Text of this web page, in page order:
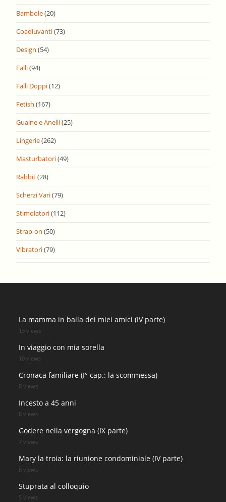
Bambole(20)
Coadiuvanti(73)
Design (54)
Falli(94)
Falli Doppi(12)
Fetish (167)
Guaine e Anelli(25)
Lingerie(262)
Masturbatori(49)
Rabbit(28)
Scherzi Vari(79)
Stimolatori(112)
Strap-on (50)
Vibratori(79)
La mamma in balia dei miei amici (IV parte)
13 views
In viaggio con mia sorella
10 views
Cronaca familiare (I° cap.: la scommessa)
8 views
Incesto a 45 anni
8 views
Godere nella vergogna (IX parte)
7 views
Mary la troia: la riunione condominiale (IV parte)
5 views
Stuprata al colloquio
5 views